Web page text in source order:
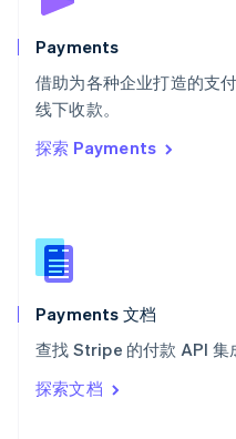
Payments
借助为各种企业打造的支
线下收款。
探索 Payments
Payments 文档
查找 Stripe 的付款 API 集
探索文档
斯洛文尼亚
泰国
ไทยEnglish
希腊
English
西班牙
新西兰
English
匈牙利
English
ItalianoEnglish
印度
English